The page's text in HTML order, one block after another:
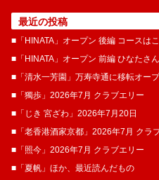
最近の投稿
■「HINATA」オープン 後編 コースは
■「HINATA」オープン 前編 ひなたさ
■「清水一芳園」万寿寺通に移転オー
■「獨歩」2026年7月 クラブエリー
■「じき 宮ざわ」2026年7月20日
■「老香港酒家京都」2026年7月 クラ
■「照今」2026年7月 クラブエリー
■「夏帆」ほか、最近読んだもの